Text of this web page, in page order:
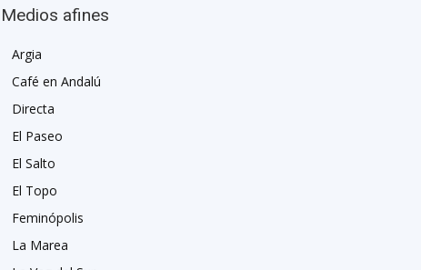
Medios afines
Argia
Café en Andalú
Directa
El Paseo
El Salto
El Topo
Feminópolis
La Marea